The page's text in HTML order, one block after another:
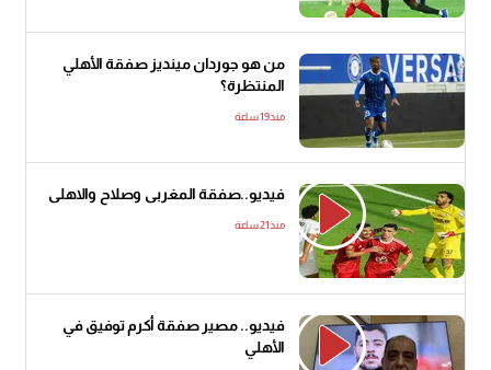
من هو جوردان مينديز صفقة الأهلي
المنتظرة؟
منذ19 ساعة
فيديو..صفقة المغربى وصلاح والاهلى
منذ21 ساعة
فيديو.. مصير صفقة أكرم توفيق في
الأهلي